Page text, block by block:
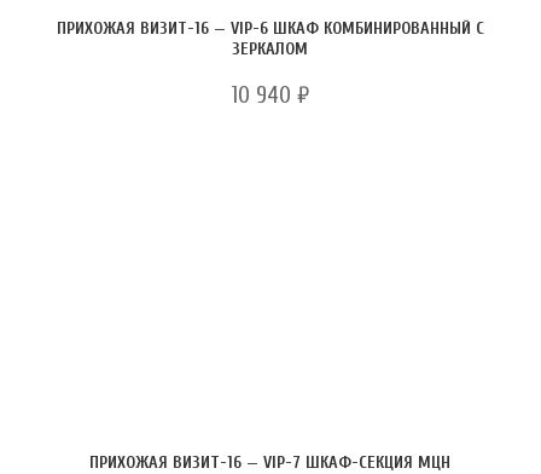
ПРИХОЖАЯ ВИЗИТ-16 — VIP-6 ШКАФ КОМБИНИРОВАННЫЙ С
ЗЕРКАЛОМ
10 940 ₽
ПРИХОЖАЯ ВИЗИТ-16 — VIP-7 ШКАФ-СЕКЦИЯ МЦН